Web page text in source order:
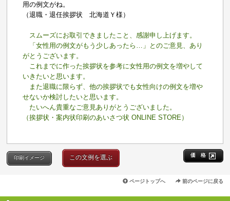
用の例文がね。
（退職・退任挨拶状 北海道Ｙ様）
スムーズにお取引できましたこと、感謝申し上げます。
「女性用の例文がもう少しあったら…」とのご意見、あり
がとうございます。
これまでに作った挨拶状を参考に女性用の例文を増やして
いきたいと思います。
また退職に限らず、他の挨拶状でも女性向けの例文を増や
せないか検討したいと思います。
たいへん貴重なご意見ありがとうございました。
（挨拶状・案内状印刷のあいさつ状 ONLINE STORE）
価 格
印刷イメージ この文例を選ぶ
ページトップへ 前のページに戻る